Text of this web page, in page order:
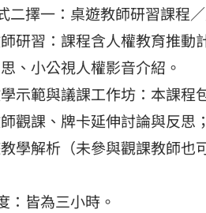
二擇一：桌遊教師研習課程
研習：課程含人權教育推
、小公視人權影音介紹。
示範與議課工作坊：本課
觀課、牌卡延伸討論與反
學解析（未參與觀課教師
：皆為三小時。